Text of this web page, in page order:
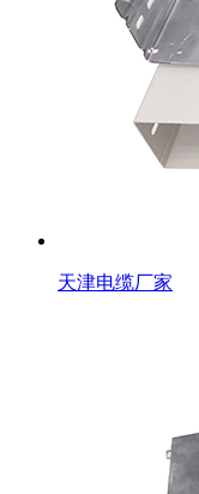
天津电缆厂家